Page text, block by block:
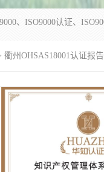
衢州OHSAS18001认证报告